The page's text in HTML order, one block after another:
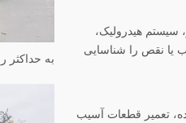
سیستم هیدرولیک،
یا نقص را شناسایی
تعمیر قطعات آسیب